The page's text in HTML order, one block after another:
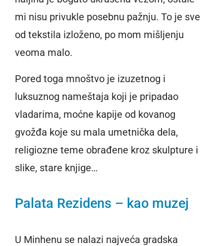
mi nisu privukle posebnu pažnju. To je sve
od tekstila izloženo, po mom mišljenju
veoma malo.
Pored toga mnoštvo je izuzetnog i
luksuznog nameštaja koji je pripadao
vladarima, moćne kapije od kovanog
gvožđa koje su mala umetnička dela,
religiozne teme obrađene kroz skulpture i
slike, stare knjige…
Palata Rezidens – kao muzej
U Minhenu se nalazi najveća gradska